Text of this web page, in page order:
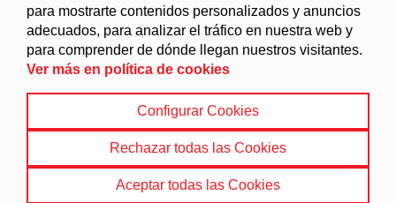
para mostrarte contenidos personalizados y anuncios
adecuados, para analizar el tráfico en nuestra web y
para comprender de dónde llegan nuestros visitantes.
Ver más en política de cookies
Configurar Cookies
Rechazar todas las Cookies
Aceptar todas las Cookies
Ordenanzas
Entidades y asociaciones
© 2022 Ayuntamiento de Campotéjar
Política de Cookies